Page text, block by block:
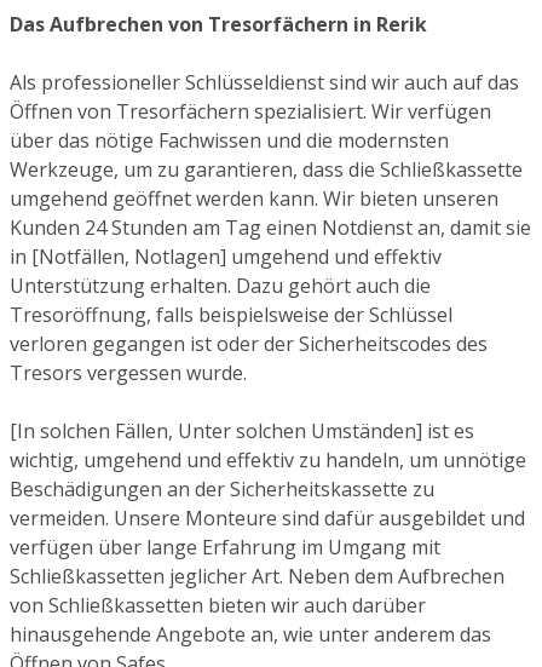
Das Aufbrechen von Tresorfächern in Rerik
Als professioneller Schlüsseldienst sind wir auch auf das
Öffnen von Tresorfächern spezialisiert. Wir verfügen
über das nötige Fachwissen und die modernsten
Werkzeuge, um zu garantieren, dass die Schließkassette
umgehend geöffnet werden kann. Wir bieten unseren
Kunden 24 Stunden am Tag einen Notdienst an, damit sie
in [Notfällen, Notlagen] umgehend und effektiv
Unterstützung erhalten. Dazu gehört auch die
Tresoröffnung, falls beispielsweise der Schlüssel
verloren gegangen ist oder der Sicherheitscodes des
Tresors vergessen wurde.
[In solchen Fällen, Unter solchen Umständen] ist es
wichtig, umgehend und effektiv zu handeln, um unnötige
Beschädigungen an der Sicherheitskassette zu
vermeiden. Unsere Monteure sind dafür ausgebildet und
verfügen über lange Erfahrung im Umgang mit
Schließkassetten jeglicher Art. Neben dem Aufbrechen
von Schließkassetten bieten wir auch darüber
hinausgehende Angebote an, wie unter anderem das